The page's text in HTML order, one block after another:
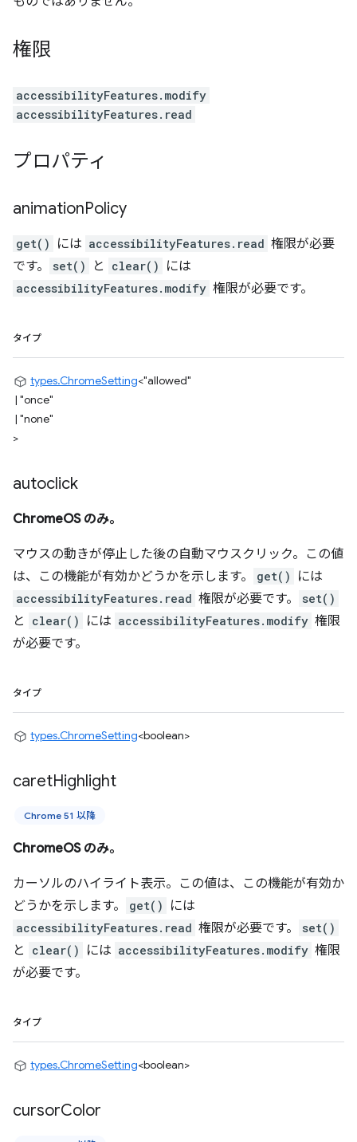
権限
accessibilityFeatures.modify
accessibilityFeatures.read
プロパティ
animationPolicy
get() には accessibilityFeatures.read 権限が必要
です。
set() と clear() には
accessibilityFeatures.modify 権限が必要です。
タイプ
types.ChromeSetting<"allowed"
| "once"
| "none"
>
autoclick
ChromeOS のみ。
マウスの動きが停止した後の自動マウスクリック。この値
は、この機能が有効かどうかを示します。
get() には
accessibilityFeatures.read 権限が必要です。 set()
と clear() には accessibilityFeatures.modify 権限
が必要です。
タイプ
types.ChromeSetting<boolean>
caretHighlight
Chrome 51 以降
ChromeOS のみ。
カーソルのハイライト表示。この値は、この機能が有効か
どうかを示します。
get() には
accessibilityFeatures.read 権限が必要です。 set()
と clear() には accessibilityFeatures.modify 権限
が必要です。
タイプ
types.ChromeSetting<boolean>
cursorColor